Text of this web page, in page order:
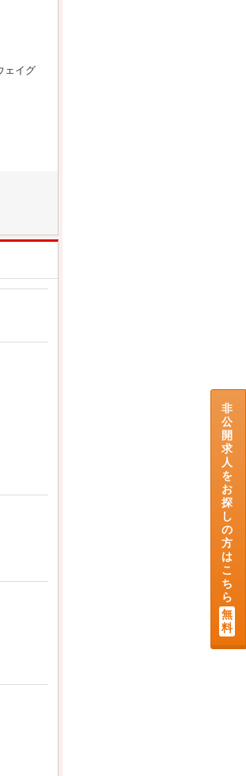
ェイグ
非
公
開
求
人
を
お
探
し
の
方
は
こ
ち
ら
無
料